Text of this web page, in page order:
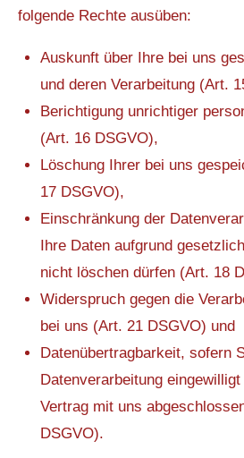
folgende Rechte ausüben:
Auskunft über Ihre bei uns
und deren Verarbeitung (Art.
Berichtigung unrichtiger
(Art. 16 DSGVO),
Löschung Ihrer bei uns
17 DSGVO),
Einschränkung der
Ihre Daten aufgrund
nicht löschen dürfen (Art. 18
Widerspruch gegen die
bei uns (Art. 21 DSGVO) und
Datenübertragbarkeit, sofern
Datenverarbeitung
Vertrag mit uns
DSGVO).